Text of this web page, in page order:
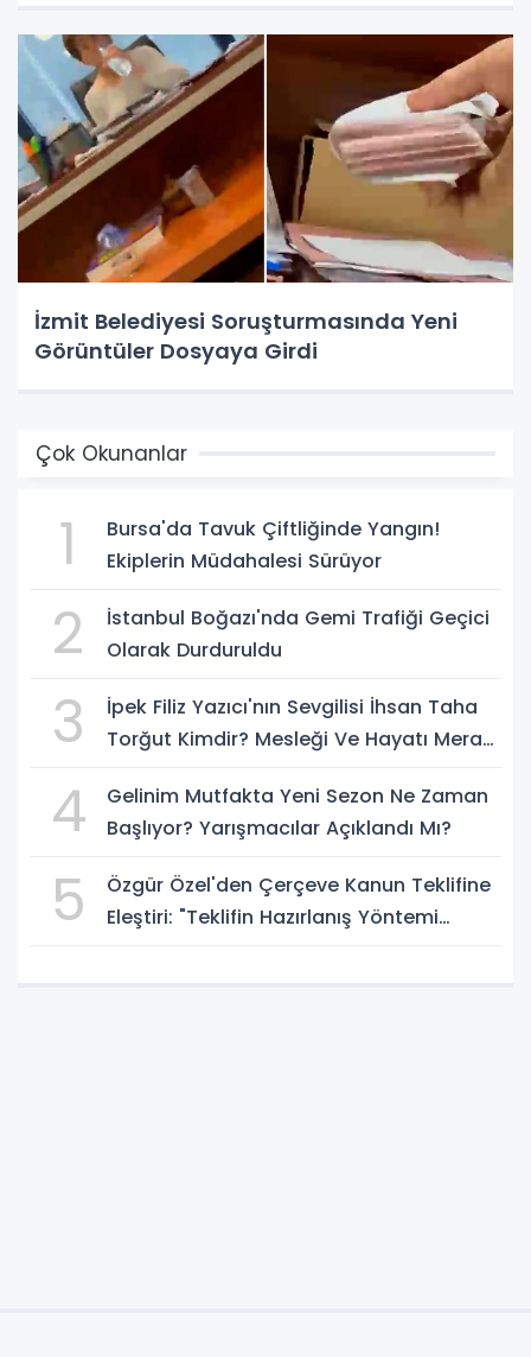
İzmit Belediyesi Soruşturmasında Yeni
Görüntüler Dosyaya Girdi
Çok Okunanlar
1
Bursa'da Tavuk Çiftliğinde Yangın!
Ekiplerin Müdahalesi Sürüyor
2
İstanbul Boğazı'nda Gemi Trafiği Geçici
Olarak Durduruldu
3
İpek Filiz Yazıcı'nın Sevgilisi İhsan Taha
Torğut Kimdir? Mesleği Ve Hayatı Merak
4
Gelinim Mutfakta Yeni Sezon Ne Zaman
Başlıyor? Yarışmacılar Açıklandı Mı?
5
Özgür Özel'den Çerçeve Kanun Teklifine
Eleştiri: "Teklifin Hazırlanış Yöntemi